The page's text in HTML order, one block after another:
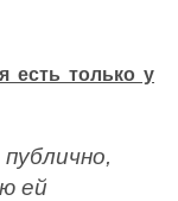
есть только у
ей